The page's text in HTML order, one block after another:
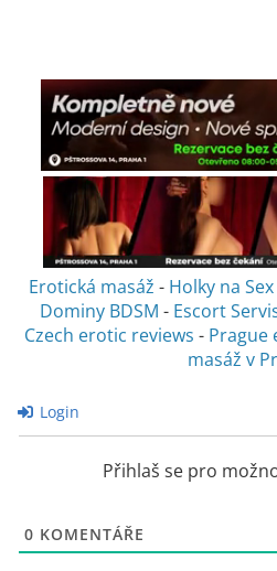
Erotická masáž - Holky na Sex
Dominy BDSM - Escort
Czech erotic reviews - Prague
masáž v
Login
Přihlaš se pro
0 KOMENTÁŘE